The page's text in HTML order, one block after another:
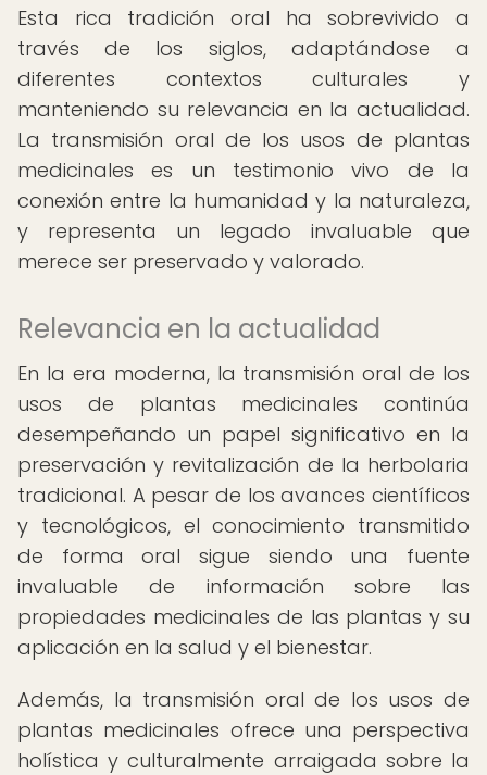
Esta rica tradición oral ha sobrevivido a
través de los siglos, adaptándose a
diferentes contextos culturales y
manteniendo su relevancia en la actualidad.
La transmisión oral de los usos de plantas
medicinales es un testimonio vivo de la
conexión entre la humanidad y la naturaleza,
y representa un legado invaluable que
merece ser preservado y valorado.
Relevancia en la actualidad
En la era moderna, la transmisión oral de los
usos de plantas medicinales continúa
desempeñando un papel significativo en la
preservación y revitalización de la herbolaria
tradicional. A pesar de los avances científicos
y tecnológicos, el conocimiento transmitido
de forma oral sigue siendo una fuente
invaluable de información sobre las
propiedades medicinales de las plantas y su
aplicación en la salud y el bienestar.
Además, la transmisión oral de los usos de
plantas medicinales ofrece una perspectiva
holística y culturalmente arraigada sobre la